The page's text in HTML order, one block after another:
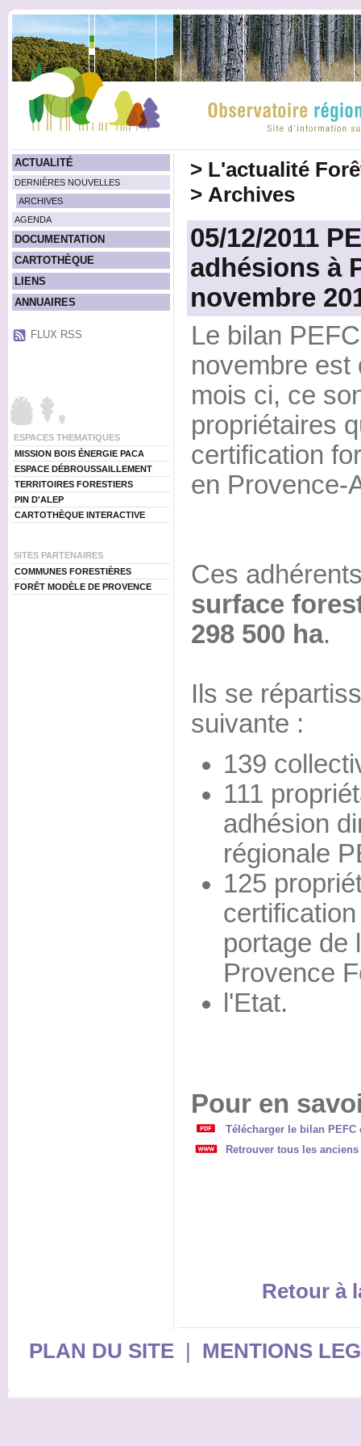
ACTUALITÉ
DERNIÈRES NOUVELLES
ARCHIVES
AGENDA
DOCUMENTATION
CARTOTHÈQUE
LIENS
ANNUAIRES
FLUX RSS
ESPACES THEMATIQUES
MISSION BOIS ÉNERGIE PACA
ESPACE DÉBROUSSAILLEMENT
TERRITOIRES FORESTIERS
PIN D'ALEP
CARTOTHÈQUE INTERACTIVE
SITES PARTENAIRES
COMMUNES FORESTIÈRES
FORÊT MODÈLE DE PROVENCE
> L'actualité
> Archives
05/12/2011
adhésions à
novembre
Le bilan
novembre est
mois ci, ce
propriétaires
certification
en Provence-
Ces
surface
298 500 ha.
Ils se
suivante :
139
111
adhésion
régionale
125
portage de
Provence
l'Etat.
Pour en
Télécharger le bilan PEFC
Retrouver tous les
Retour à
PLAN DU SITE| MENTIONS